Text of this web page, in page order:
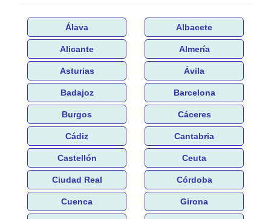
Álava Albacete
Alicante Almería
Asturias Ávila
Badajoz Barcelona
Burgos Cáceres
Cádiz Cantabria
Castellón Ceuta
Ciudad Real Córdoba
Cuenca Girona